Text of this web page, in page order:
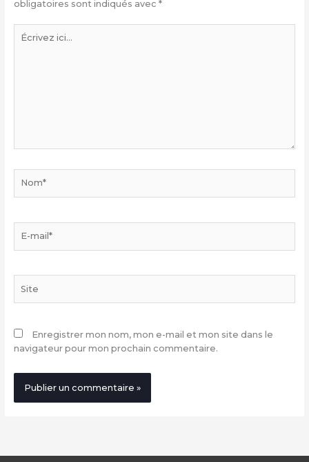
obligatoires sont indiqués avec *
ici…
mail*
Enregistrer mon nom, mon e-mail et mon site dans le
navigateur pour mon prochain commentaire.